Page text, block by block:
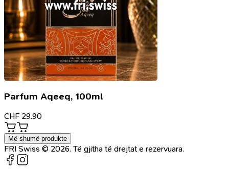
Parfum Aqeeq, 100ml
CHF 29.90
Më shumë produkte
FRI Swiss © 2026. Të gjitha të drejtat e rezervuara.